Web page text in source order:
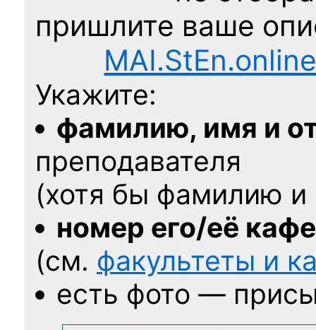
пришлите ваше
Укажите:
фамилию, имя и
преподавателя
(хотя бы фамилию
номер его/её
(см. факультеты и
есть фото —